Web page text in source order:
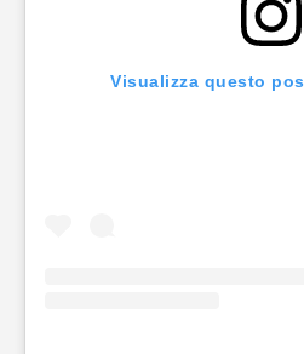
Visualizza questo